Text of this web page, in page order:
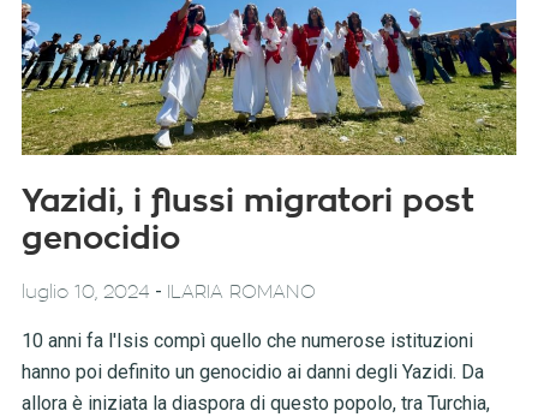
Yazidi, i flussi migratori post
genocidio
luglio 10, 2024 - ILARIA ROMANO
10 anni fa l'Isis compì quello che numerose istituzioni
hanno poi definito un genocidio ai danni degli Yazidi. Da
allora è iniziata la diaspora di questo popolo, tra Turchia,